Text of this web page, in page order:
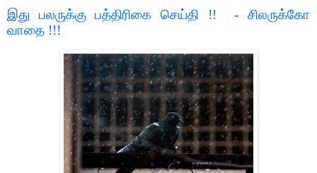
இது பலருக்கு பத்திரிகை செய்தி !!
- சிலருக்கோ
வாதை !!!